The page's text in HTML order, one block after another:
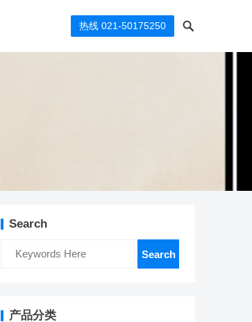
热线 021-50175250
Search
Search
产品分类